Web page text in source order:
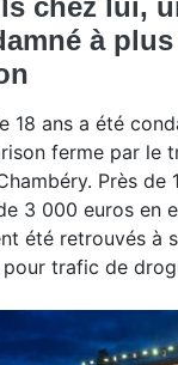
chez lui,
à
18 ans a été
ferme par le
Près de
3 000 euros en
été retrouvés à
trafic de